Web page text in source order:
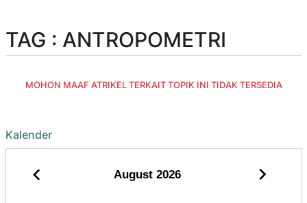
TAG : ANTROPOMETRI
MOHON MAAF ATRIKEL TERKAIT TOPIK INI TIDAK TERSEDIA
Kalender
August 2026